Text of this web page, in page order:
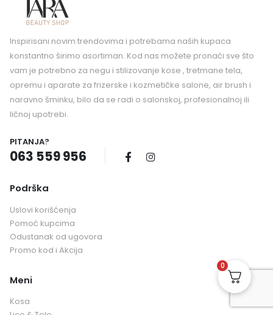
Inspirisani novim trendovima i potrebama naših kupaca
konstantno širimo asortiman. Kod nas možete pronaći sve što
vam je potrebno za negu i stilizovanje kose , tretmane tela,
opremu i aparate za frizerske i kozmetičke salone, air brush i
naravno šminku, bilo da se radi o salonskoj, profesionalnoj ili
ličnoj upotrebi.
PITANJA?
063 559 956
Podrška
Uslovi korišćenja
Pomoć kupcima
Odustanak od ugovora
Promo kod i Akcija
Meni
Kosa
0